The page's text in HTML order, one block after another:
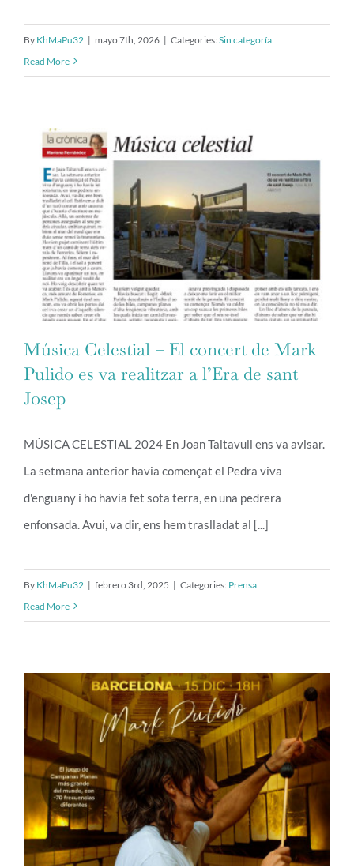
By KhMaPu32 | mayo 7th, 2026 | Categories:Sin categoría
Read More
Música Celestial – El concert de Mark
Pulido es va realitzar a l’Era de sant
Josep
Música Celestial – El concert de Mark
Pulido es va realitzar a l’Era de sant
Josep
MÚSICA CELESTIAL 2024 En Joan Taltavull ens va avisar.
La setmana anterior havia començat el Pedra viva
d'enguany i ho havia fet sota terra, en una pedrera
enfonsada. Avui, va dir, ens hem traslladat al [...]
By KhMaPu32 | febrero 3rd, 2025 | Categories: Prensa
Read More